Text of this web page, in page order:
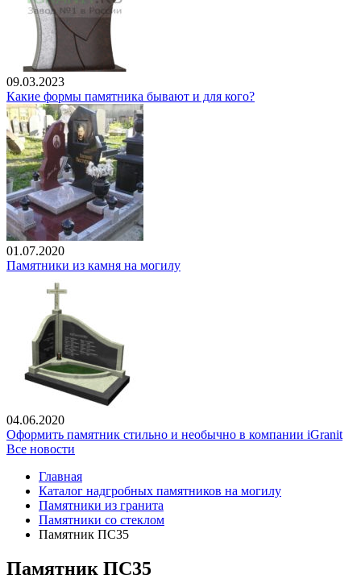
09.03.2023
Какие формы памятника бывают и для кого?
01.07.2020
Памятники из камня на могилу
04.06.2020
Оформить памятник стильно и необычно в компании iGranit
Все новости
Главная
Каталог надгробных памятников на могилу
Памятники из гранита
Памятники со стеклом
Памятник ПС35
Памятник ПС35